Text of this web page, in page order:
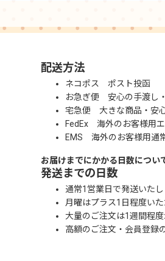
配送方法
ネコポス ポスト投函
お急ぎ便 安心の手渡し
宅急便 大きな商品・安
FedEx 海外のお客様用
EMS 海外のお客様用通
お届けまでにかかる日数につい
発送までの日数
通常1営業日で発送いたし
月曜はプラス1日程度いた
大量のご注文は1週間程度
高額のご注文・会員登録